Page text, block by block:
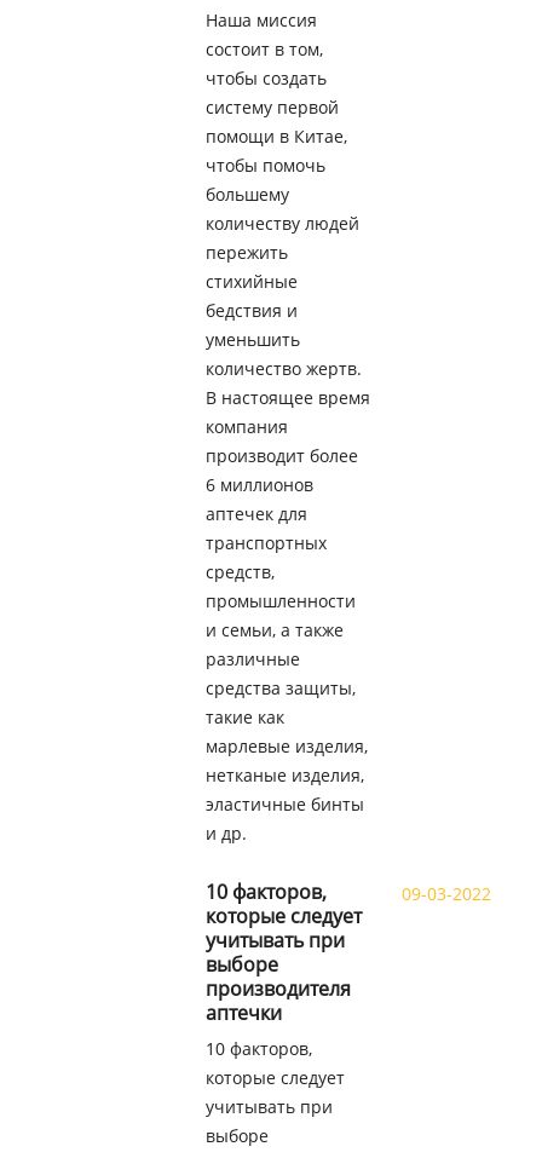
Наша миссия
состоит в том,
чтобы создать
систему первой
помощи в Китае,
чтобы помочь
большему
количеству людей
пережить
стихийные
бедствия и
уменьшить
количество жертв.
В настоящее время
компания
производит более
6 миллионов
аптечек для
транспортных
средств,
промышленности
и семьи, а также
различные
средства защиты,
такие как
марлевые изделия,
нетканые изделия,
эластичные бинты
и др.
10 факторов,
которые следует
учитывать при
выборе
производителя
аптечки
10 факторов,
которые следует
учитывать при
выборе
09-03-2022